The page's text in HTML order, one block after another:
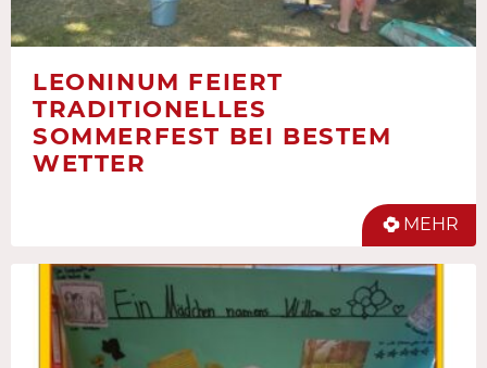
LEONINUM FEIERT
TRADITIONELLES
SOMMERFEST BEI BESTEM
WETTER
MEHR